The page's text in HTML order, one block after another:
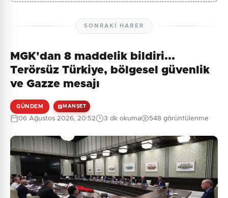
SONRAKI HABER
MGK'dan 8 maddelik bildiri...
Terörsüz Türkiye, bölgesel güvenlik
ve Gazze mesajı
GÜNDEM MANŞET
06 Ağustos 2026, 20:52 3 dk okuma 548 görüntülenme